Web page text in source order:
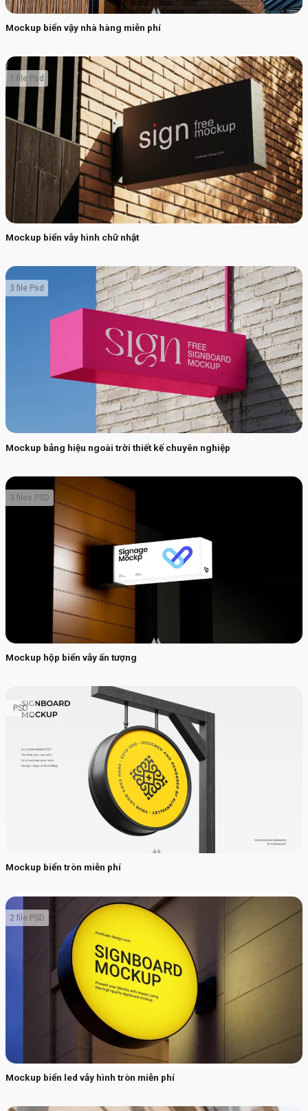
Mockup biển vậy nhà hàng miễn phí
Mockup biển vẫy hình chữ nhật
1 file Psd
Mockup bảng hiệu ngoài trời thiết kế chuyên nghiệp
3 file Psd
Mockup hộp biển vẫy ấn tượng
3 files PSD
Mockup biển tròn miễn phí
PSD
Mockup biển led vẫy hình tròn miễn phí
2 file PSD